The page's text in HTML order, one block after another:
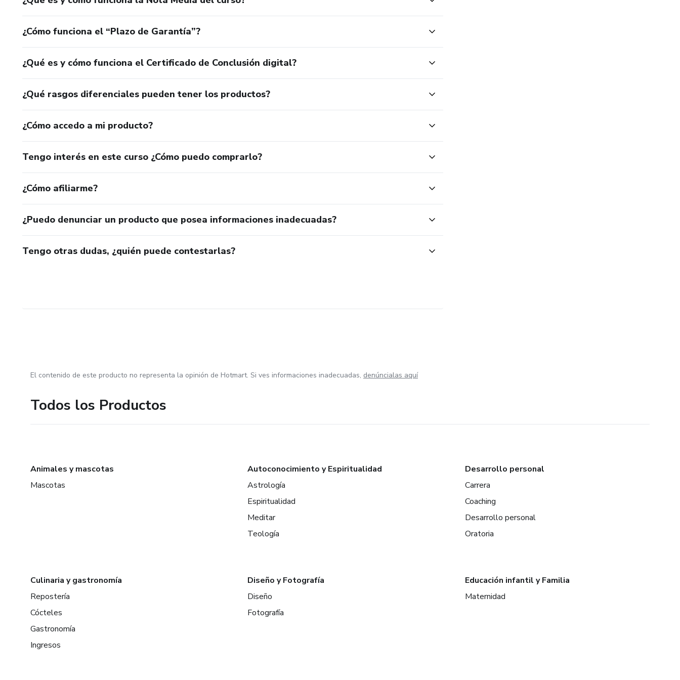
¿Cómo funciona el “Plazo de Garantía”?
¿Qué es y cómo funciona el Certificado de Conclusión digital?
¿Qué rasgos diferenciales pueden tener los productos?
¿Cómo accedo a mi producto?
Tengo interés en este curso ¿Cómo puedo comprarlo?
¿Cómo afiliarme?
¿Puedo denunciar un producto que posea informaciones inadecuadas?
Tengo otras dudas, ¿quién puede contestarlas?
El contenido de este producto no representa la opinión de Hotmart. Si ves informaciones inadecuadas, denúncialas aquí
Todos los Productos
Animales y mascotas
Mascotas
Autoconocimiento y Espiritualidad
Astrología
Espiritualidad
Meditar
Teología
Desarrollo personal
Carrera
Coaching
Desarrollo personal
Oratoria
Culinaria y gastronomía
Repostería
Cócteles
Gastronomía
Ingresos
Diseño y Fotografía
Diseño
Fotografía
Educación infantil y Familia
Maternidad